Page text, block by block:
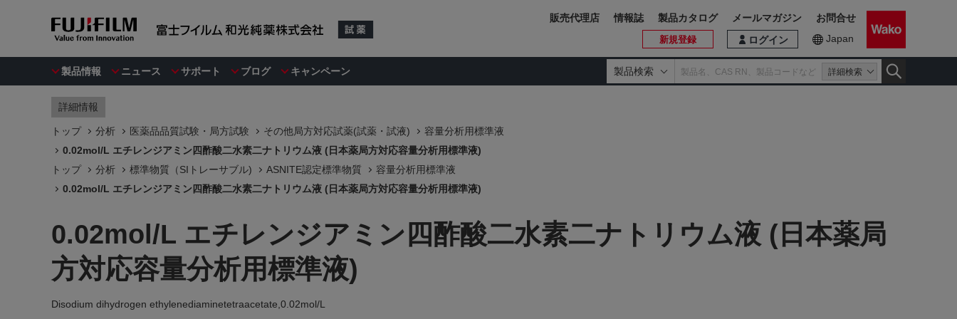
製品情報 ニュース サポート ブログ キャンペーン 製品検索 詳細検索
ログイン
新規登録 Japan
販売代理店 情報誌 製品カタログ メールマガジン お問合せ
詳細情報
トップ 分析 医薬品品質試験・局方試験 その他局方対応試薬(試薬・試液)
容量分析用標準液
0.02mol/L エチレンジアミン四酢酸二水素二ナトリウム液 (日本薬局方対応容量分析用標準液)
トップ
分析 標準物質（SIトレーサブル) ASNITE認定標準物質
容量分析用標準液
0.02mol/L エチレンジアミン四酢酸二水素二ナトリウム液 (日本薬局方対応容量分析用標準液)
0.02mol/L エチレンジアミン四酢酸二水素二ナトリウム液 (日本薬局
方対応容量分析用標準液)
Disodium dihydrogen ethylenediaminetetraacetate,0.02mol/L